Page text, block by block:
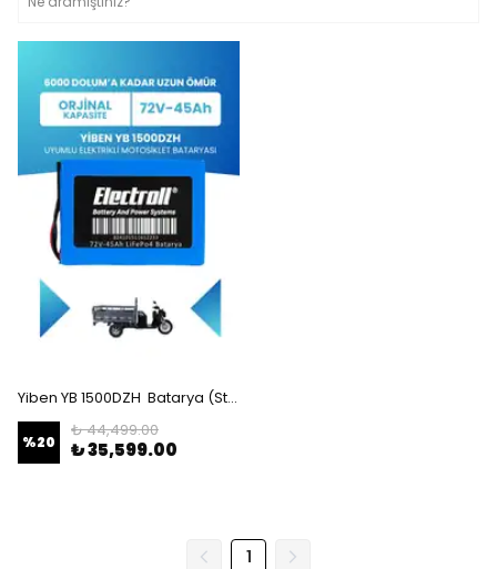
Yiben YB 1500DZH Batarya (Standart Kapasite) LiFePO4 72V 45Ah Elektrikli Motosiklet Bataryası
%20
₺ 44,499.00
₺ 35,599.00
1